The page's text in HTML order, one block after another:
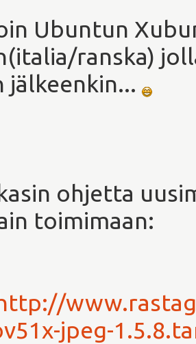
Ubuntun
ranska)
jälkeenkin...
ohjetta
toimimaan:
jpeg-